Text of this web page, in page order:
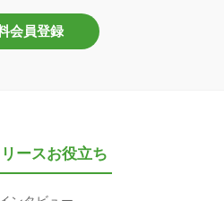
会員登録
ースお役立ち